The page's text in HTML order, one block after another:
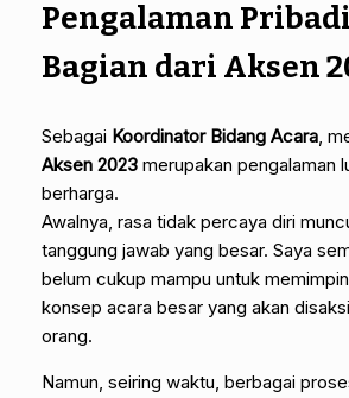
Pengalaman
Bagian dari Aksen
Sebagai Koordinator Bidang Acara,
Aksen 2023 merupakan pengalaman
berharga.
Awalnya, rasa tidak percaya diri
tanggung jawab yang besar. Saya
belum cukup mampu untuk
konsep acara besar yang akan
orang.
Namun, seiring waktu, berbagai